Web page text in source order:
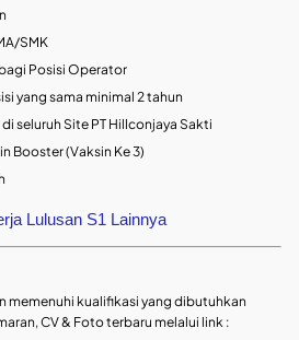
SMK
Posisi Operator
yang sama minimal 2 tahun
seluruh Site PT Hillconjaya Sakti
Booster (Vaksin Ke 3)
Lulusan S1 Lainnya
memenuhi kualifikasi yang dibutuhkan
CV & Foto terbaru melalui link :